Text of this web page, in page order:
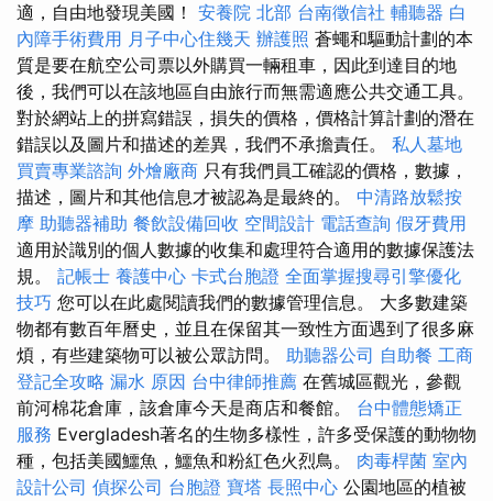
適，自由地發現美國！ 安養院 北部 台南徵信社 輔聽器 白
內障手術費用 月子中心住幾天 辦護照 蒼蠅和驅動計劃的本
質是要在航空公司票以外購買一輛租車，因此到達目的地
後，我們可以在該地區自由旅行而無需適應公共交通工具。
對於網站上的拼寫錯誤，損失的價格，價格計算計劃的潛在
錯誤以及圖片和描述的差異，我們不承擔責任。 私人墓地
買賣專業諮詢 外燴廠商 只有我們員工確認的價格，數據，
描述，圖片和其他信息才被認為是最終的。 中清路放鬆按
摩 助聽器補助 餐飲設備回收 空間設計 電話查詢 假牙費用
適用於識別的個人數據的收集和處理符合適用的數據保護法
規。 記帳士 養護中心 卡式台胞證 全面掌握搜尋引擎優化
技巧 您可以在此處閱讀我們的數據管理信息。 大多數建築
物都有數百年曆史，並且在保留其一致性方面遇到了很多麻
煩，有些建築物可以被公眾訪問。 助聽器公司 自助餐 工商
登記全攻略 漏水 原因 台中律師推薦 在舊城區觀光，參觀
前河棉花倉庫，該倉庫今天是商店和餐館。 台中體態矯正
服務 Evergladesh著名的生物多樣性，許多受保護的動物物
種，包括美國鱷魚，鱷魚和粉紅色火烈鳥。 肉毒桿菌 室內
設計公司 偵探公司 台胞證 寶塔 長照中心 公園地區的植被